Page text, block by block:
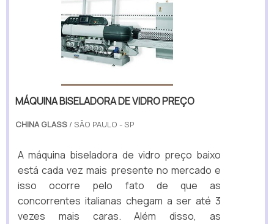
MÁQUINA BISELADORA DE VIDRO PREÇO
CHINA GLASS / SÃO PAULO - SP
A máquina biseladora de vidro preço baixo
está cada vez mais presente no mercado e
isso ocorre pelo fato de que as
concorrentes italianas chegam a ser até 3
vezes mais caras. Além disso, as